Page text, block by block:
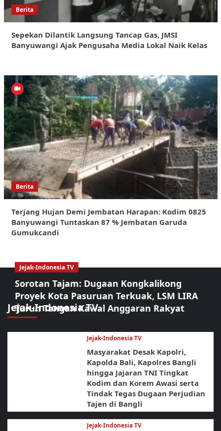
Berita
Sepekan Dilantik Langsung Tancap Gas, JMSI
Banyuwangi Ajak Pengusaha Media Lokal Naik Kelas
Berita
Terjang Hujan Demi Jembatan Harapan: Kodim 0825
Banyuwangi Tuntaskan 87 % Jembatan Garuda
Gumukcandi
Jejak-Indonesia TV
Jejak-Indonesia TV
Sorotan Tajam: Dugaan Kongkalikong
Proyek Kota Pasuruan Terkuak, LSM LIRA
Turun Tangan Kawal Anggaran Rakyat
Jejak-Indonesia TV
Masyarakat Desak Kapolri,
Kapolda Bali, Kapolres Bangli
hingga Jajaran TNI Tingkat
Kodim dan Korem Awasi serta
Tindak Tegas Dugaan Perjudian
Tajen di Bangli
Jejak-Indonesia TV